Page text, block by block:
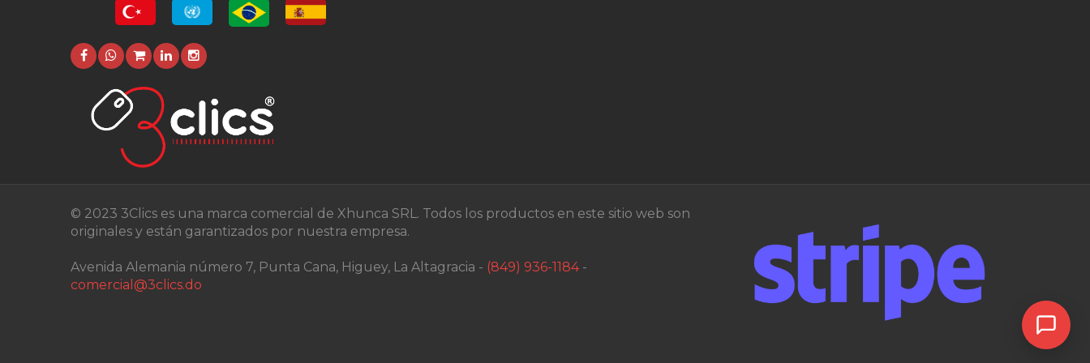
© 2023 3Clics es una marca comercial de Xhunca SRL. Todos los productos en este sitio web son
originales y están garantizados por nuestra empresa.
Avenida Alemania número 7, Punta Cana, Higuey, La Altagracia - (849) 936-1184-
comercial@3clics.do